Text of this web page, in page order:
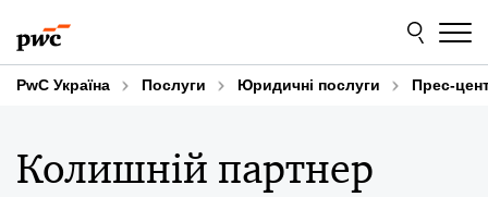
to
content
to
footer
PwC Україна Послуги Юридичні послуги Прес-
Колишній партнер